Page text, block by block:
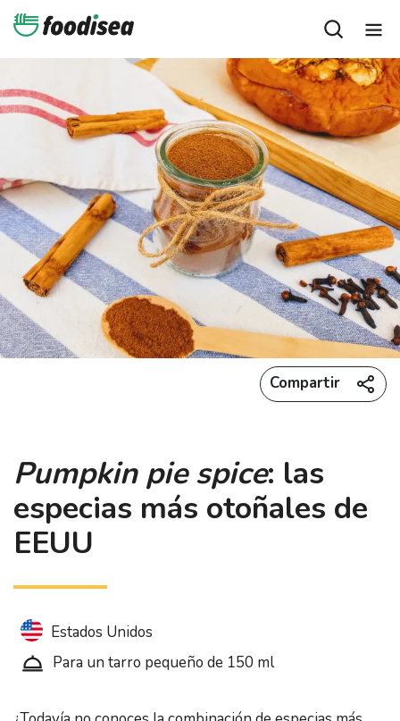
Compartir
Pumpkin pie spice: las
especias más otoñales de
EEUU
Estados Unidos
Para un tarro pequeño de 150 ml